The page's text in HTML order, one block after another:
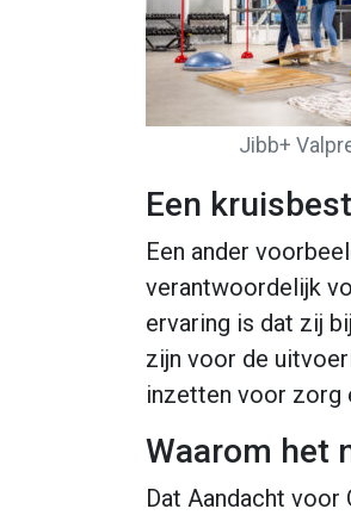
Jibb+
Een
Een ander
verantwoordelijk
ervaring is dat zij
zijn voor de
inzetten voor zorg
Waarom het
Dat Aandacht